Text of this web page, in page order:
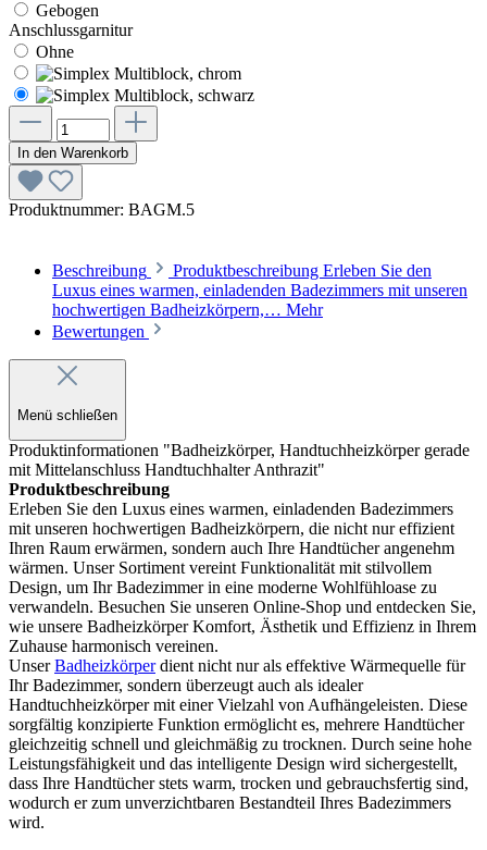
Gebogen
Anschlussgarnitur
Ohne
In den Warenkorb
Produktnummer: BAGM.5
Beschreibung
Produktbeschreibung Erleben Sie den
Luxus eines warmen, einladenden Badezimmers mit unseren
hochwertigen Badheizkörpern,… Mehr
Bewertungen
Menü schließen
Produktinformationen "Badheizkörper, Handtuchheizkörper gerade
mit Mittelanschluss Handtuchhalter Anthrazit"
Produktbeschreibung
Erleben Sie den Luxus eines warmen, einladenden Badezimmers
mit unseren hochwertigen Badheizkörpern, die nicht nur effizient
Ihren Raum erwärmen, sondern auch Ihre Handtücher angenehm
wärmen. Unser Sortiment vereint Funktionalität mit stilvollem
Design, um Ihr Badezimmer in eine moderne Wohlfühloase zu
verwandeln. Besuchen Sie unseren Online-Shop und entdecken Sie,
wie unsere Badheizkörper Komfort, Ästhetik und Effizienz in Ihrem
Zuhause harmonisch vereinen.
UnserBadheizkörperdient nicht nur als effektive Wärmequelle für
Ihr Badezimmer, sondern überzeugt auch als idealer
Handtuchheizkörper mit einer Vielzahl von Aufhängeleisten. Diese
sorgfältig konzipierte Funktion ermöglicht es, mehrere Handtücher
gleichzeitig schnell und gleichmäßig zu trocknen. Durch seine hohe
Leistungsfähigkeit und das intelligente Design wird sichergestellt,
dass Ihre Handtücher stets warm, trocken und gebrauchsfertig sind,
wodurch er zum unverzichtbaren Bestandteil Ihres Badezimmers
wird.